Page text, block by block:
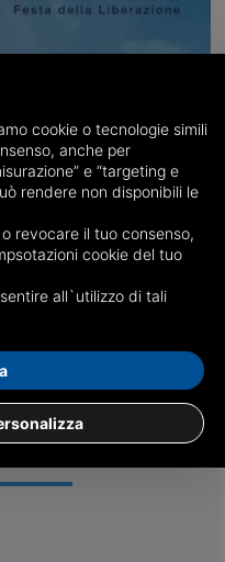
Mattarella a
Liberazione
della Repubblica
della fine della
condanna al nazismo
cookie o tecnologie simili
anche per
e “targeting e
rendere non disponibili le
revocare il tuo consenso,
cookie del tuo
all`utilizzo di tali